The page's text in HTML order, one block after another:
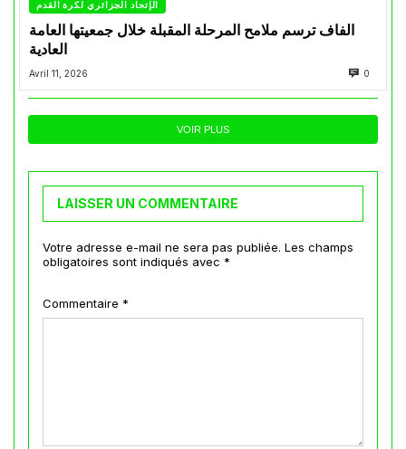
الإتحاد الجزائري لكرة القدم
الفاف ترسم ملامح المرحلة المقبلة خلال جمعيتها العامة
العادية
Avril 11, 2026 0
VOIR PLUS
LAISSER UN COMMENTAIRE
Votre adresse e-mail ne sera pas publiée. Les champs
obligatoires sont indiqués avec *
Commentaire *